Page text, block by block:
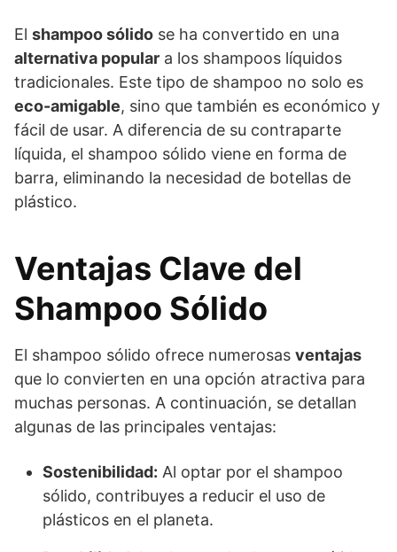
El shampoo sólido se ha convertido en una
alternativa popular a los shampoos líquidos
tradicionales. Este tipo de shampoo no solo es
eco-amigable, sino que también es económico y
fácil de usar. A diferencia de su contraparte
líquida, el shampoo sólido viene en forma de
barra, eliminando la necesidad de botellas de
plástico.
Ventajas Clave del
Shampoo Sólido
El shampoo sólido ofrece numerosas ventajas
que lo convierten en una opción atractiva para
muchas personas. A continuación, se detallan
algunas de las principales ventajas:
Sostenibilidad: Al optar por el shampoo
sólido, contribuyes a reducir el uso de
plásticos en el planeta.